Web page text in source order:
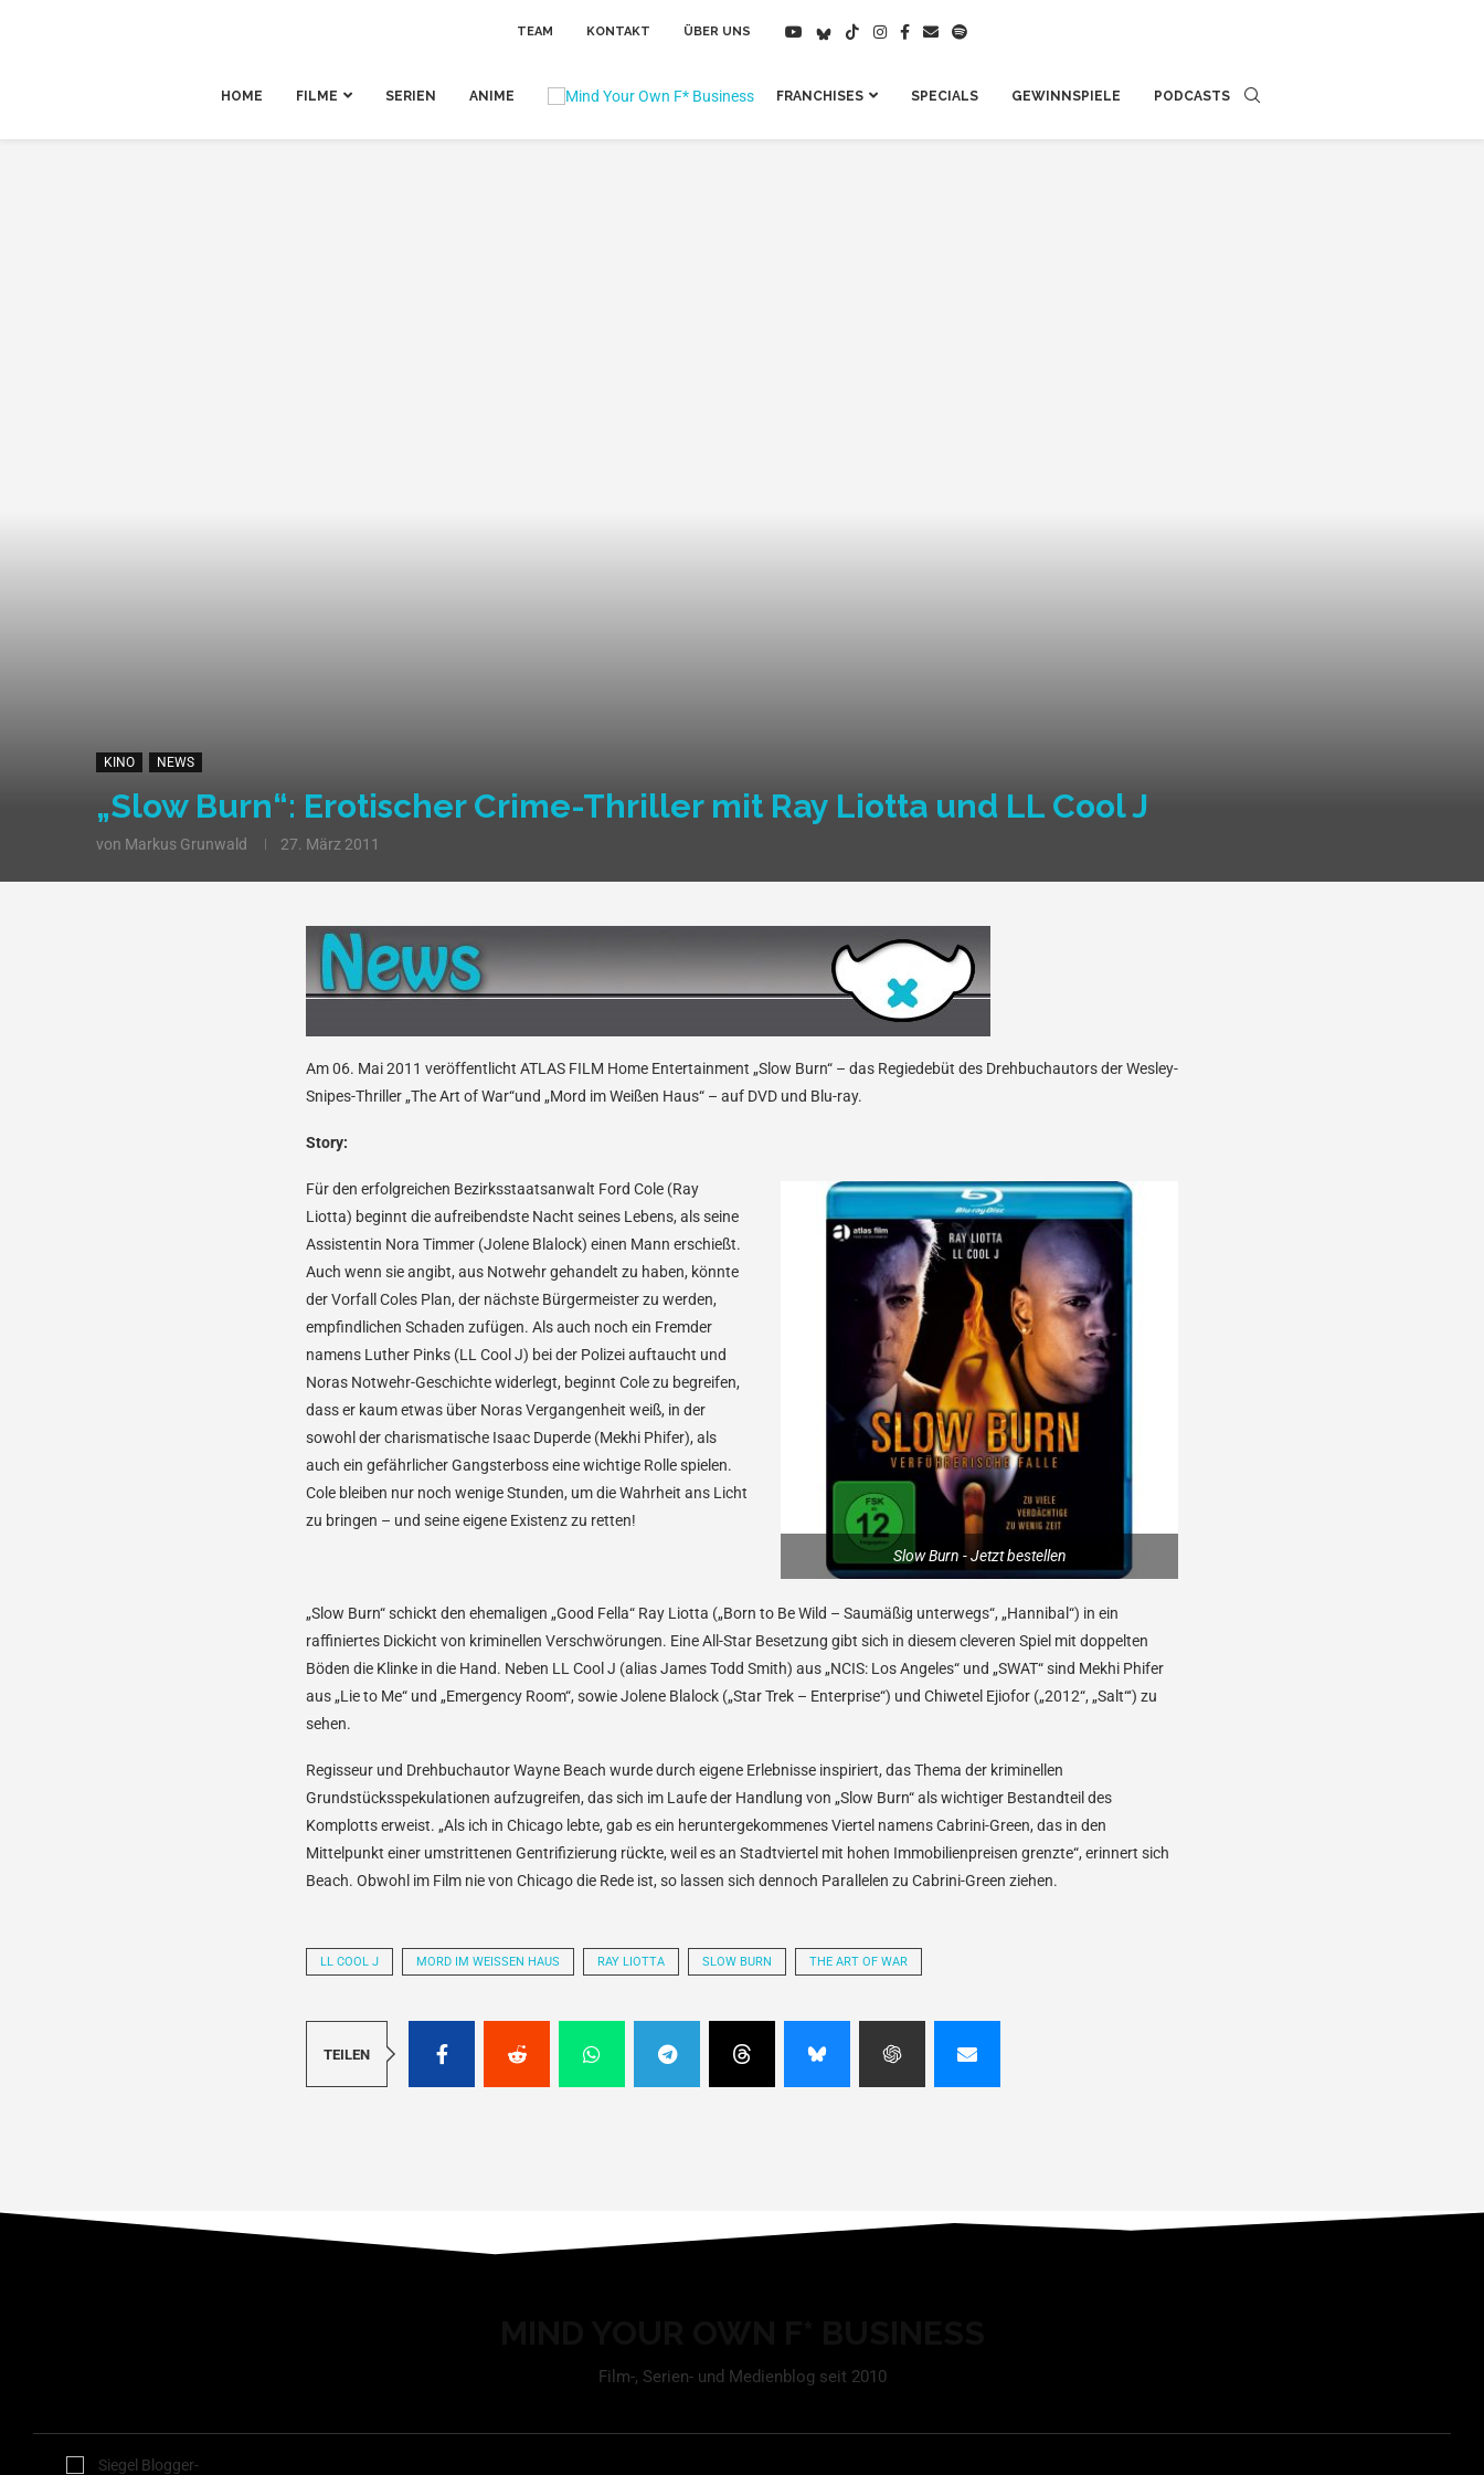
TEAM KONTAKT ÜBER UNS
HOME FILME SERIEN ANIME FRANCHISES SPECIALS GEWINNSPIELE PODCASTS
KINO NEWS
„Slow Burn“: Erotischer Crime-Thriller mit Ray Liotta und LL Cool J
von Markus Grunwald 27. März 2011
Am 06. Mai 2011 veröffentlicht ATLAS FILM Home Entertainment „Slow Burn“ – das Regiedebüt des Drehbuchautors der Wesley-
Snipes-Thriller „The Art of War“und „Mord im Weißen Haus“ – auf DVD und Blu-ray.
Story:
Slow Burn - Jetzt bestellen
Für den erfolgreichen Bezirksstaatsanwalt Ford Cole (Ray
Liotta) beginnt die aufreibendste Nacht seines Lebens, als seine
Assistentin Nora Timmer (Jolene Blalock) einen Mann erschießt.
Auch wenn sie angibt, aus Notwehr gehandelt zu haben, könnte
der Vorfall Coles Plan, der nächste Bürgermeister zu werden,
empfindlichen Schaden zufügen. Als auch noch ein Fremder
namens Luther Pinks (LL Cool J) bei der Polizei auftaucht und
Noras Notwehr-Geschichte widerlegt, beginnt Cole zu begreifen,
dass er kaum etwas über Noras Vergangenheit weiß, in der
sowohl der charismatische Isaac Duperde (Mekhi Phifer), als
auch ein gefährlicher Gangsterboss eine wichtige Rolle spielen.
Cole bleiben nur noch wenige Stunden, um die Wahrheit ans Licht
zu bringen – und seine eigene Existenz zu retten!
„Slow Burn“ schickt den ehemaligen „Good Fella“ Ray Liotta („Born to Be Wild – Saumäßig unterwegs“, „Hannibal“) in ein
raffiniertes Dickicht von kriminellen Verschwörungen. Eine All-Star Besetzung gibt sich in diesem cleveren Spiel mit doppelten
Böden die Klinke in die Hand. Neben LL Cool J (alias James Todd Smith) aus „NCIS: Los Angeles“ und „SWAT“ sind Mekhi Phifer
aus „Lie to Me“ und „Emergency Room“, sowie Jolene Blalock („Star Trek – Enterprise“) und Chiwetel Ejiofor („2012“, „Salt“‘) zu
sehen.
Regisseur und Drehbuchautor Wayne Beach wurde durch eigene Erlebnisse inspiriert, das Thema der kriminellen
Grundstücksspekulationen aufzugreifen, das sich im Laufe der Handlung von „Slow Burn“ als wichtiger Bestandteil des
Komplotts erweist. „Als ich in Chicago lebte, gab es ein heruntergekommenes Viertel namens Cabrini-Green, das in den
Mittelpunkt einer umstrittenen Gentrifizierung rückte, weil es an Stadtviertel mit hohen Immobilienpreisen grenzte“, erinnert sich
Beach. Obwohl im Film nie von Chicago die Rede ist, so lassen sich dennoch Parallelen zu Cabrini-Green ziehen.
LL COOL J MORD IM WEISSEN HAUS RAY LIOTTA SLOW BURN THE ART OF WAR
TEILEN
Film-, Serien- und Medienblog seit 2010